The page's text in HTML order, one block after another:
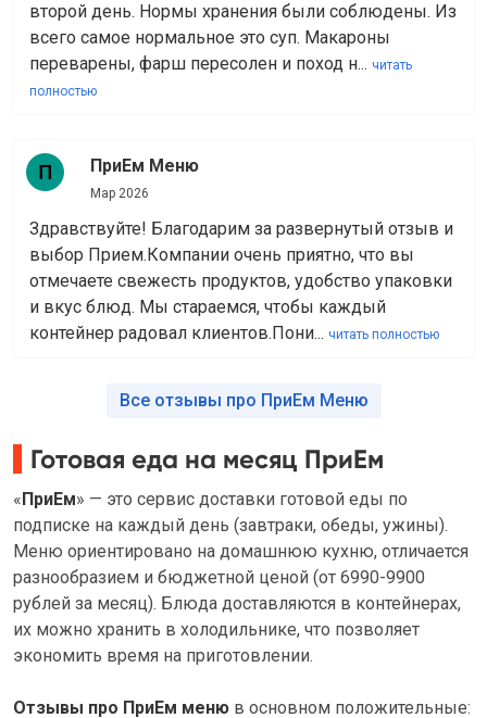
второй день. Нормы хранения были соблюдены. Из
всего самое нормальное это суп. Макароны
переварены, фарш пересолен и поход н... читать
полностью
ПриЕм Меню
Мар 2026
Здравствуйте! Благодарим за развернутый отзыв и
выбор Прием.Компании очень приятно, что вы
отмечаете свежесть продуктов, удобство упаковки
и вкус блюд. Мы стараемся, чтобы каждый
контейнер радовал клиентов.Пони... читать полностью
Все отзывы про ПриЕм Меню
Готовая еда на месяц ПриЕм
«ПриЕм» — это сервис доставки готовой еды по
подписке на каждый день (завтраки, обеды, ужины).
Меню ориентировано на домашнюю кухню, отличается
разнообразием и бюджетной ценой (от 6990-9900
рублей за месяц). Блюда доставляются в контейнерах,
их можно хранить в холодильнике, что позволяет
экономить время на приготовлении.
Отзывы про ПриЕм меню в основном положительные: